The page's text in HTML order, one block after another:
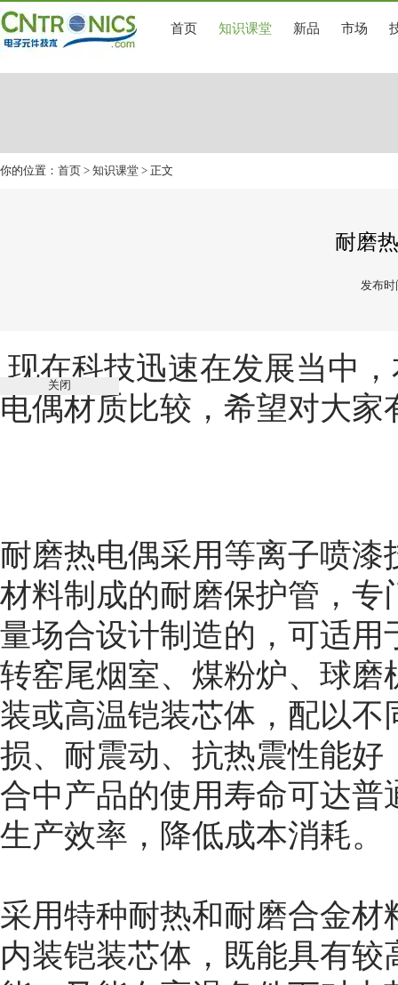
首页 知识课堂 新品 市场
你的位置： 首页 > 知识课堂 > 正文
耐磨
发布时
现在科技迅速在发展当中
电偶材质比较 ，希望对大
耐磨热电偶采用等离子喷
材料制成的耐磨保护管，
量场合设计制造的，可适
转窑尾烟室、煤粉炉、球
装或高温铠装芯体，配以
损、耐震动、抗热震性能
合中产品的使用寿命可达
生产效率，降低成本消耗。
采用特种耐热和耐磨合金
内装铠装芯体，既能具有
关闭